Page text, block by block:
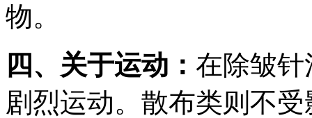
物。
四、关于运动： 在除皱
剧烈运动。散布类则不